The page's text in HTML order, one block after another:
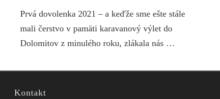
Prvá dovolenka 2021 – a keďže sme ešte stále
mali čerstvo v pamäti karavanový výlet do
Dolomitov z minulého roku, zlákala nás …
Kontakt